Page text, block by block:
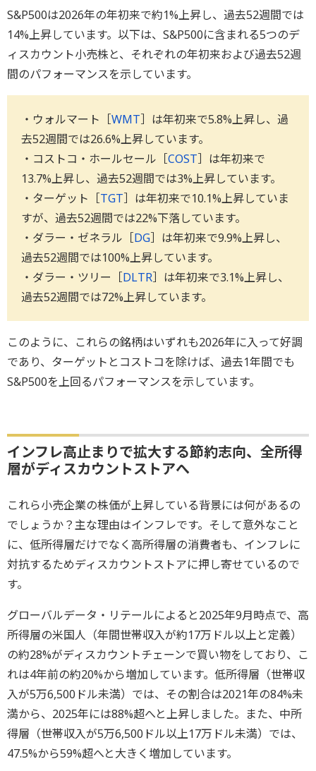
S&P500は2026年の年初来で約1%上昇し、過去52週間では
14%上昇しています。以下は、S&P500に含まれる5つのデ
ィスカウント小売株と、それぞれの年初来および過去52週
間のパフォーマンスを示しています。
・ウォルマート［WMT］は年初来で5.8%上昇し、過
去52週間では26.6%上昇しています。
・コストコ・ホールセール［COST］は年初来で
13.7%上昇し、過去52週間では3%上昇しています。
・ターゲット［TGT］は年初来で10.1%上昇していま
すが、過去52週間では22%下落しています。
・ダラー・ゼネラル［DG］は年初来で9.9%上昇し、
過去52週間では100%上昇しています。
・ダラー・ツリー［DLTR］は年初来で3.1%上昇し、
過去52週間では72%上昇しています。
このように、これらの銘柄はいずれも2026年に入って好調
であり、ターゲットとコストコを除けば、過去1年間でも
S&P500を上回るパフォーマンスを示しています。
インフレ高止まりで拡大する節約志向、全所得
層がディスカウントストアへ
これら小売企業の株価が上昇している背景には何があるの
でしょうか？主な理由はインフレです。そして意外なこと
に、低所得層だけでなく高所得層の消費者も、インフレに
対抗するためディスカウントストアに押し寄せているので
す。
グローバルデータ・リテールによると2025年9月時点で、高
所得層の米国人（年間世帯収入が約17万ドル以上と定義）
の約28%がディスカウントチェーンで買い物をしており、こ
れは4年前の約20%から増加しています。低所得層（世帯収
入が5万6,500ドル未満）では、その割合は2021年の84%未
満から、2025年には88%超へと上昇しました。また、中所
得層（世帯収入が5万6,500ドル以上17万ドル未満）では、
47.5%から59%超へと大きく増加しています。